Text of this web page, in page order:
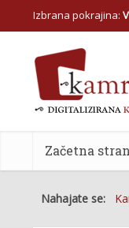
Izbrana pokrajina:
Začetna stran
Nahajate se: